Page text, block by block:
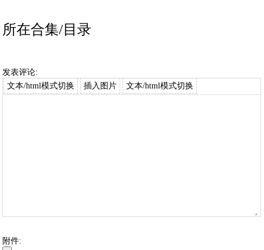
所在合集/目录
发表评论:
文本/html模式切换
插入图片 文本/html模式切换
附件: